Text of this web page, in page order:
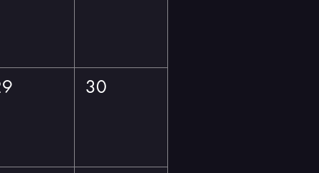
30